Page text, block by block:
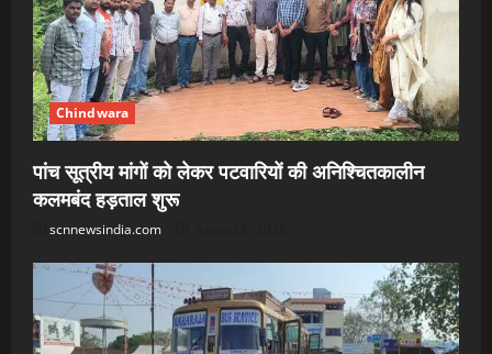
Chindwara
पांच सूत्रीय मांगों को लेकर पटवारियों की अनिश्चितकालीन
कलमबंद हड़ताल शुरू
scnnewsindia.com